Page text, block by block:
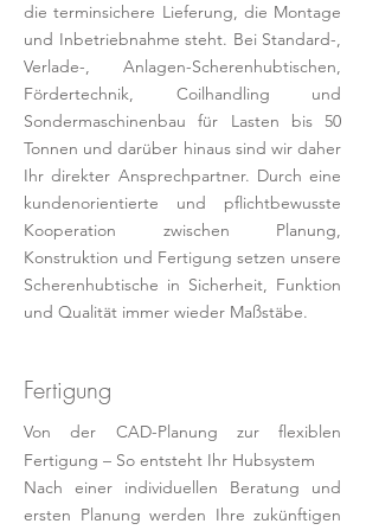
die terminsichere Lieferung, die Montage
und Inbetriebnahme steht. Bei Standard-,
Verlade-, Anlagen-Scherenhubtischen,
Fördertechnik, Coilhandling und
Sondermaschinenbau für Lasten bis 50
Tonnen und darüber hinaus sind wir daher
Ihr direkter Ansprechpartner. Durch eine
kundenorientierte und pflichtbewusste
Kooperation zwischen Planung,
Konstruktion und Fertigung setzen unsere
Scherenhubtische in Sicherheit, Funktion
und Qualität immer wieder Maßstäbe.
Fertigung
Von der CAD-Planung zur flexiblen
Fertigung – So entsteht Ihr Hubsystem
Nach einer individuellen Beratung und
ersten Planung werden Ihre zukünftigen